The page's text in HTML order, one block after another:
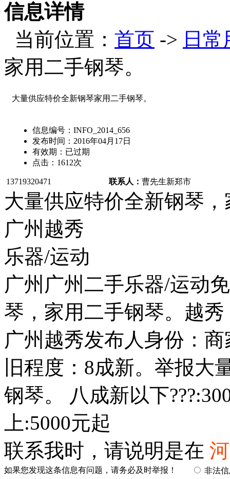
信息详情
当前位置： 首页 -> 日常
家用二手钢琴。
大量供应特价全新钢琴家用二手钢琴。
信息编号： INFO_2014_656
发布时间： 2016年04月17日
有效期： 已过期
点击： 1612次
13719320471 联系人： 曹先生新郑市
大量供应特价全新钢琴
广州越秀
乐器/运动
广州广州二手乐器/运动
琴，家用二手钢琴。越秀
广州越秀发布人身份：
旧程度：8成新。举报大
钢琴。 八成新以下
上:5000元起
联系我时，请说明是在
如果您发现这条信息有问题，请务必及时举报！ 非法